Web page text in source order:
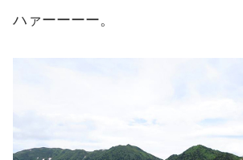
ハァーーーー。